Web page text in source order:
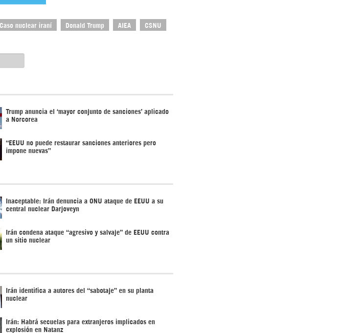
Caso nuclear iraní Donald Trump AIEA CSNU
Trump anuncia el ‘mayor conjunto de sanciones’ aplicado
a Norcorea
“EEUU no puede restaurar sanciones anteriores pero
impone nuevas”
Inaceptable: Irán denuncia a ONU ataque de EEUU a su
central nuclear Darjoveyn
Irán condena ataque “agresivo y salvaje” de EEUU contra
un sitio nuclear
Irán identifica a autores del “sabotaje” en su planta
nuclear
Irán: Habrá secuelas para extranjeros implicados en
explosión en Natanz